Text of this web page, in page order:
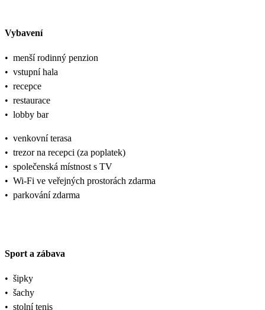
Vybavení
• menší rodinný penzion
• vstupní hala
• recepce
• restaurace
• lobby bar
• venkovní terasa
• trezor na recepci (za poplatek)
• společenská místnost s TV
• Wi-Fi ve veřejných prostorách zdarma
• parkování zdarma
Sport a zábava
• šipky
• šachy
• stolní tenis